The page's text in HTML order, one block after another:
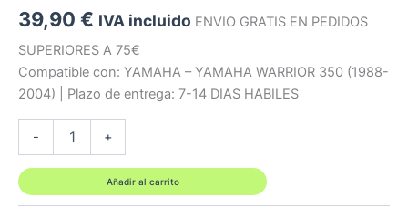
39,90 € IVA incluido ENVIO GRATIS EN PEDIDOS
SUPERIORES A 75€
Compatible con: YAMAHA – YAMAHA WARRIOR 350 (1988-
2004) | Plazo de entrega: 7-14 DIAS HABILES
-
LATERAL
CHASIS
+
Añadir al carrito